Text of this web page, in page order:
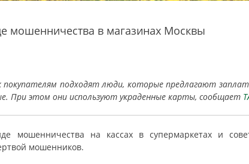
мошенничества в магазинах Москвы
покупателям подходят люди, которые предлагают
При этом они используют украденные карты, сообщает
мошенничества на кассах в супермаркетах и
мошенников.